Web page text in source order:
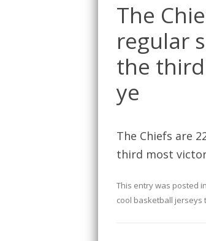
The
regular
the
ye
The Chiefs are
third most
This entry was posted in
cool basketball jerseys